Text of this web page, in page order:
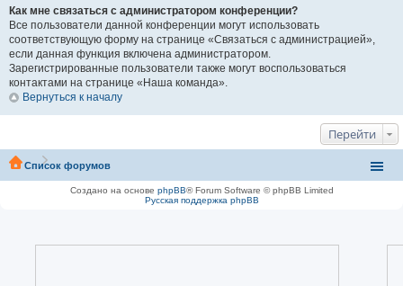
Как мне связаться с администратором конференции?
Все пользователи данной конференции могут использовать
соответствующую форму на странице «Связаться с администрацией»,
если данная функция включена администратором.
Зарегистрированные пользователи также могут воспользоваться
контактами на странице «Наша команда».
Вернуться к началу
Перейти
Список форумов
Создано на основе phpBB® Forum Software © phpBB Limited
Русская поддержка phpBB